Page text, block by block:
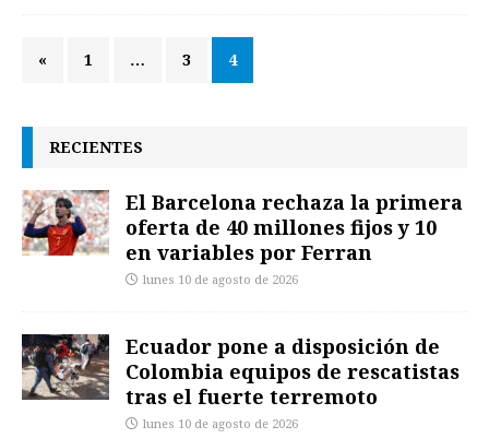
« 1 … 3 4
RECIENTES
El Barcelona rechaza la primera
oferta de 40 millones fijos y 10
en variables por Ferran
lunes 10 de agosto de 2026
Ecuador pone a disposición de
Colombia equipos de rescatistas
tras el fuerte terremoto
lunes 10 de agosto de 2026